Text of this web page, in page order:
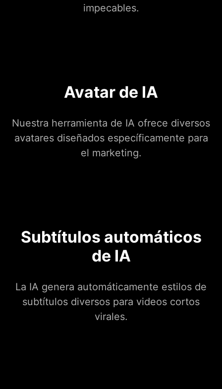
impecables.
Avatar de IA
Nuestra herramienta de IA ofrece diversos
avatares diseñados específicamente para
el marketing.
Subtítulos automáticos
de IA
La IA genera automáticamente estilos de
subtítulos diversos para videos cortos
virales.